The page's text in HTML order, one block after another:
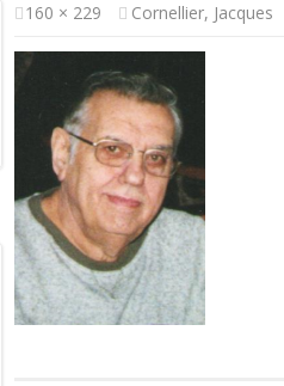
160 × 229 Cornellier, Jacques